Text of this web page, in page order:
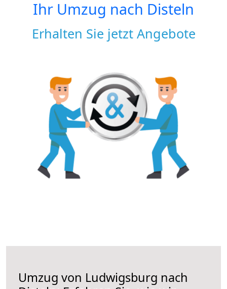
Ihr Umzug nach Disteln
Erhalten Sie jetzt Angebote
Umzug von Ludwigsburg nach